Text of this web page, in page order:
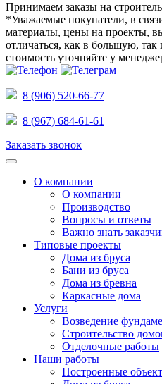
Принимаем заказы на
*Уважаемые покупатели, в
материалы, цены на проекты,
отличаться, как в большую,
стоимость уточняйте у
8 (906) 520-66-77
8 (967) 684-61-61
Заказать звонок
О компании
О компании
Производство
Вопросы и ответы
Важно знать
Типовые проекты
Дома из бруса
Бани из бруса
Дома из бревна
Каркасные дома
Услуги
Возведение
Строительство
Отделочные работы
Наши работы
Построенные